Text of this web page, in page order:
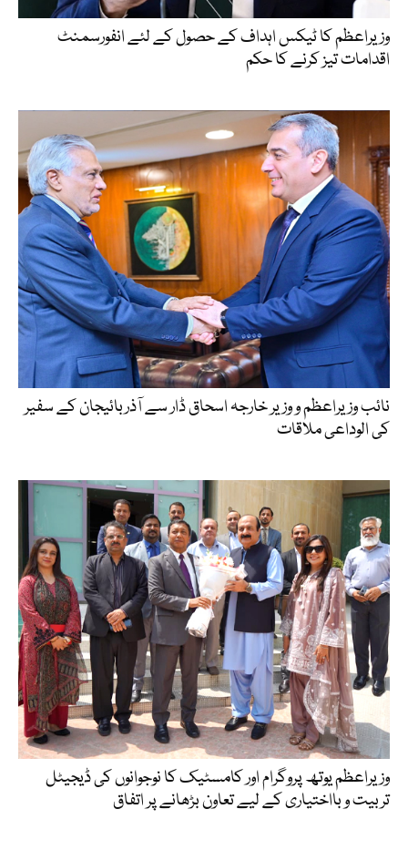
وزیراعظم کا ٹیکس اہداف کے حصول کے لئے انفورسمنٹ
اقدامات تیز کرنے کا حکم
نائب وزیراعظم و وزیر خارجہ اسحاق ڈار سے آذربائیجان کے سفیر
کی الوداعی ملاقات
وزیراعظم یوتھ پروگرام اور کامسٹیک کا نوجوانوں کی ڈیجیٹل
تربیت و بااختیاری کے لیے تعاون بڑھانے پر اتفاق